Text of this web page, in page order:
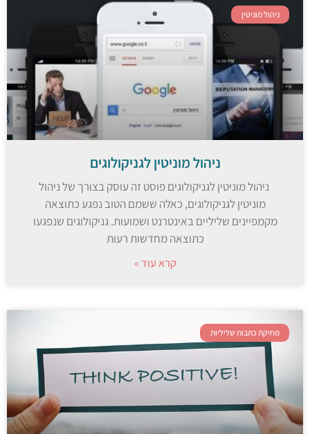
ניהול מוניטין
ניהול מוניטין לגניקולוגים
ניהול מוניטין לגניקולוגים פוסט זה עוסק בצורך של ניהול
מוניטין לגניקולוגים, כאלה ששמם הטוב נפגע כתוצאה
מקמפיינים שליליים באינטרנט ושמועות. גניקולוגים שנפגעו
כתוצאה מחדשות רעות
קרא עוד »
מחיקת כתבות שליליות